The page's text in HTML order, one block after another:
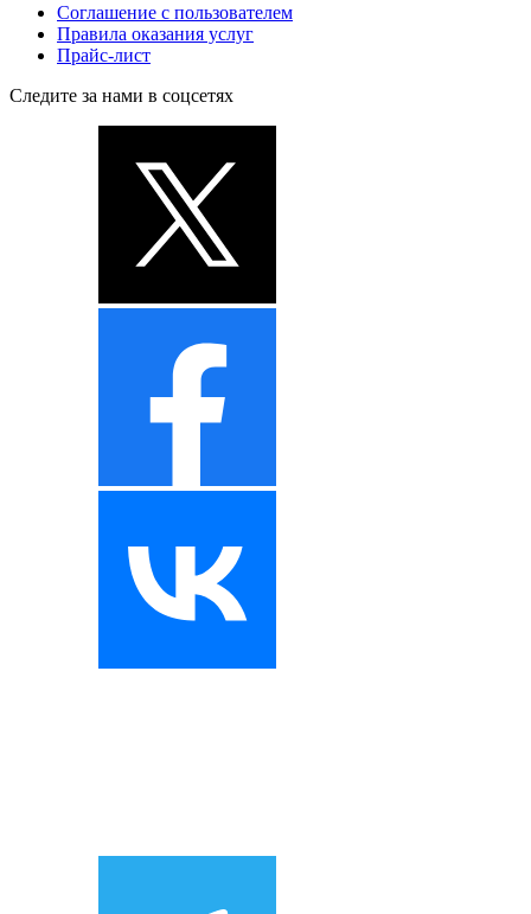
Соглашение с пользователем
Правила оказания услуг
Прайс-лист
Следите за нами в соцсетях